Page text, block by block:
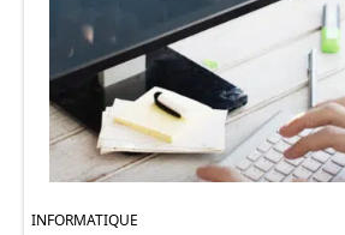
INFORMATIQUE